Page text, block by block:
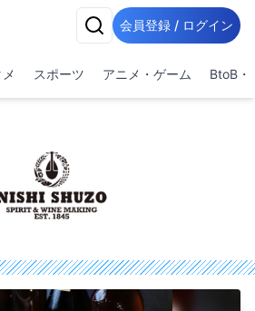
会員登録 / ログイン
スポーツ アニメ・ゲーム BtoB・